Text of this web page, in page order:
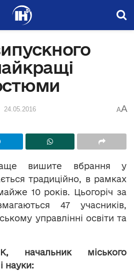
24.05.2016 AA
вишите вбрання у
традиційно, в рамках
10 років. Цьогоріч за
47 учасників,
управлінні освіти та
начальник міського
науки: